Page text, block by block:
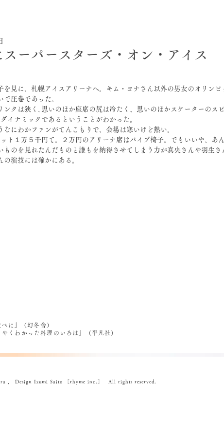
スーパースターズ・オン・アイス
を見に、札幌アイスアリーナへ。キム・ヨナさん以外の男女のオリンピ
で圧巻であった。
ンクは狭く､思いのほか座席の尻は冷たく、思いのほかスケーターのス
ダイナミックであるということがわかった。
なにわかファンがてんこもりで、会場は寒いけど熱い。
ット１万５千円て。２万円のアリーナ席はパイプ椅子。でもいいや、あ
ものを見れたんだものと誰もを納得させてしまう力が真央さんや羽生さ
の演技には確かにある。
に』（幻冬舎）
わかった料理のいろは』（平凡社）
, Design Izumi Saito ［rhyme inc.］ All rights reserved.